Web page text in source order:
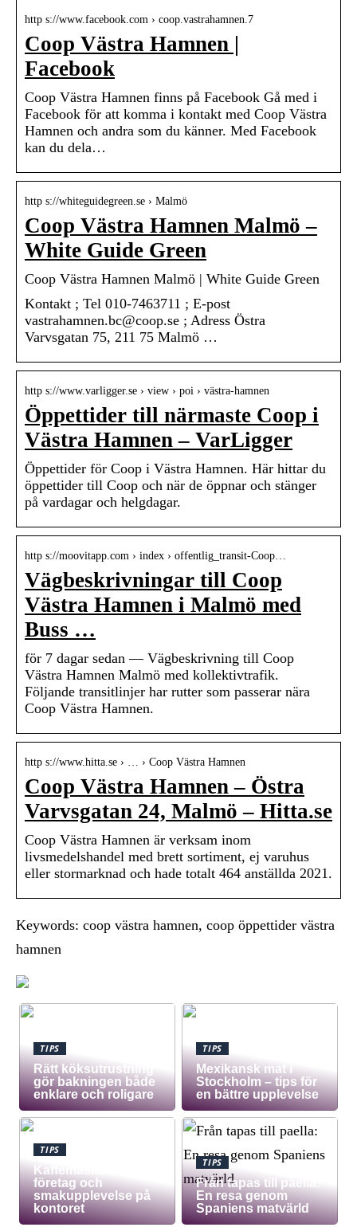
http s://www.facebook.com › coop.vastrahamnen.7
Coop Västra Hamnen |
Facebook
Coop Västra Hamnen finns på Facebook Gå med i
Facebook för att komma i kontakt med Coop Västra
Hamnen och andra som du känner. Med Facebook
kan du dela…
http s://whiteguidegreen.se › Malmö
Coop Västra Hamnen Malmö –
White Guide Green
Coop Västra Hamnen Malmö | White Guide Green
Kontakt ; Tel 010-7463711 ; E-post
vastrahamnen.bc@coop.se ; Adress Östra
Varvsgatan 75, 211 75 Malmö …
http s://www.varligger.se › view › poi › västra-hamnen
Öppettider till närmaste Coop i
Västra Hamnen – VarLigger
Öppettider för Coop i Västra Hamnen. Här hittar du
öppettider till Coop och när de öppnar och stänger
på vardagar och helgdagar.
http s://moovitapp.com › index › offentlig_transit-Coop…
Vägbeskrivningar till Coop
Västra Hamnen i Malmö med
Buss …
för 7 dagar sedan — Vägbeskrivning till Coop
Västra Hamnen Malmö med kollektivtrafik.
Följande transitlinjer har rutter som passerar nära
Coop Västra Hamnen.
http s://www.hitta.se › … › Coop Västra Hamnen
Coop Västra Hamnen – Östra
Varvsgatan 24, Malmö – Hitta.se
Coop Västra Hamnen är verksam inom
livsmedelshandel med brett sortiment, ej varuhus
eller stormarknad och hade totalt 464 anställda 2021.
Keywords: coop västra hamnen, coop öppettider västra
hamnen
TIPS
Rätt köksutrustning
gör bakningen både
enklare och roligare
TIPS
Mexikansk mat i
Stockholm – tips för
en bättre upplevelse
TIPS
Kaffemaskin för
företag och
smakupplevelse på
kontoret
TIPS
Från tapas till paella:
En resa genom
Spaniens matvärld